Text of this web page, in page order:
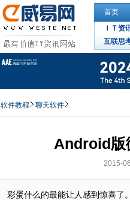
首页
ＩＴ资
互联思
软件教程 聊天软件
Android版
2015-
彩蛋什么的最能让人感到惊喜了